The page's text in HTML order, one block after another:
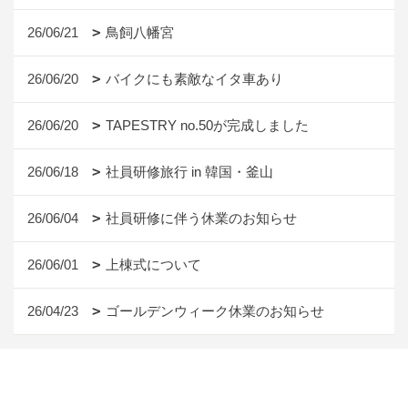
26/06/21 鳥飼八幡宮
26/06/20 バイクにも素敵なイタ車あり
26/06/20 TAPESTRY no.50が完成しました
26/06/18 社員研修旅行 in 韓国・釜山
26/06/04 社員研修に伴う休業のお知らせ
26/06/01 上棟式について
26/04/23 ゴールデンウィーク休業のお知らせ